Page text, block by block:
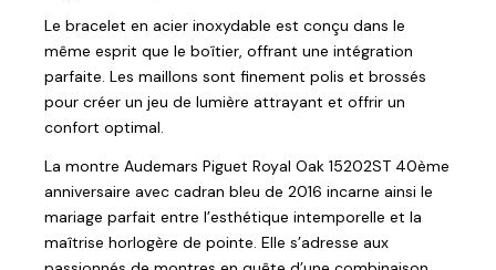
Le bracelet en acier inoxydable est conçu dans le
même esprit que le boîtier, offrant une intégration
parfaite. Les maillons sont finement polis et brossés
pour créer un jeu de lumière attrayant et offrir un
confort optimal.
La montre Audemars Piguet Royal Oak 15202ST 40ème
anniversaire avec cadran bleu de 2016 incarne ainsi le
mariage parfait entre l’esthétique intemporelle et la
maîtrise horlogère de pointe. Elle s’adresse aux